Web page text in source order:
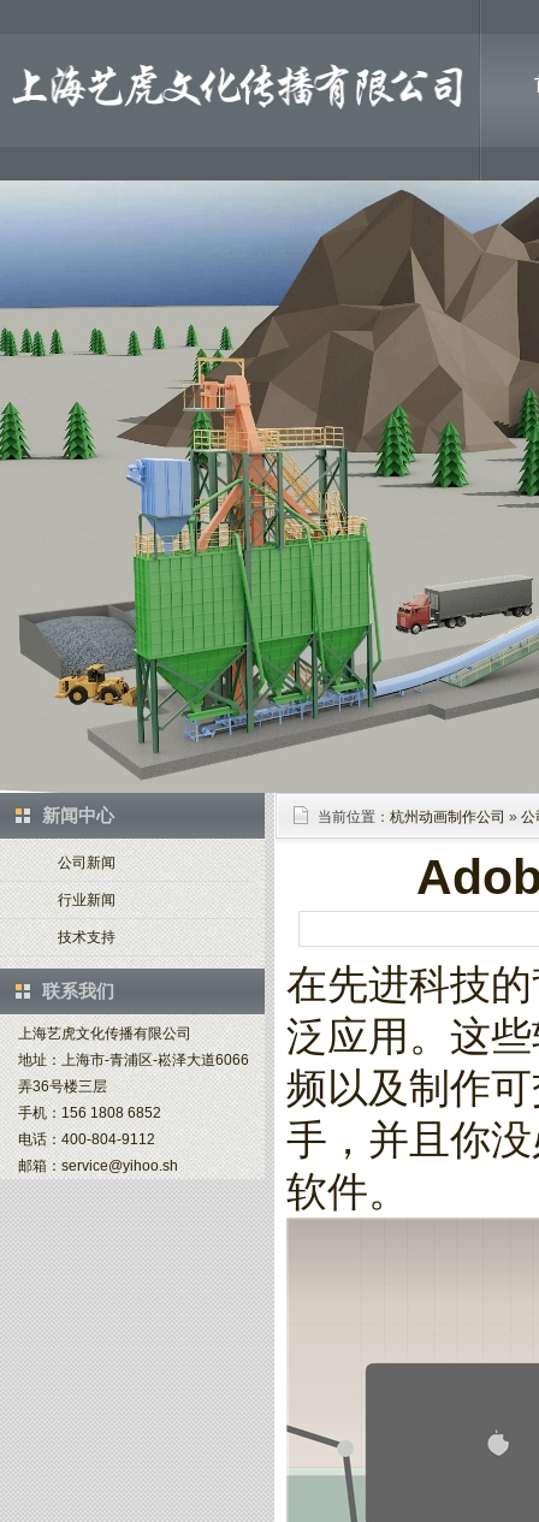
新闻中心
公司新闻
行业新闻
技术支持
联系我们
上海艺虎文化传播有限公司
地址：上海市-青浦区-崧泽大道6066
弄36号楼三层
手机：156 1808 6852
电话：400-804-9112
邮箱：service@yihoo.sh
当前位置： 杭州动画制作公司 » 公
在先进科技
泛应用。这
频以及制作
手，并且你
软件。